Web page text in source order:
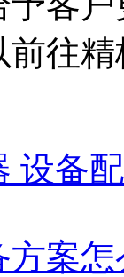
往
设备
方案